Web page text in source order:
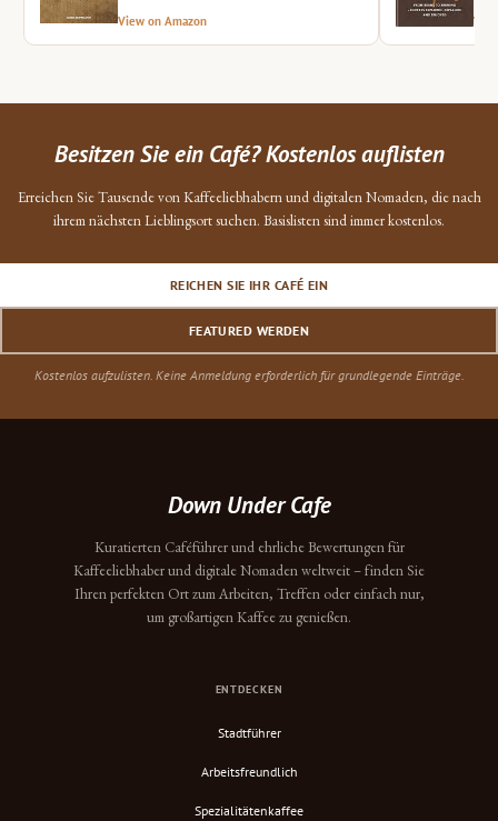
View on Amazon
Besitzen Sie ein Café? Kostenlos auflisten
Erreichen Sie Tausende von Kaffeeliebhabern und digitalen Nomaden, die nach
ihrem nächsten Lieblingsort suchen. Basislisten sind immer kostenlos.
REICHEN SIE IHR CAFÉ EIN
FEATURED WERDEN
Kostenlos aufzulisten. Keine Anmeldung erforderlich für grundlegende Einträge.
Down Under Cafe
Kuratierten Caféführer und ehrliche Bewertungen für
Kaffeeliebhaber und digitale Nomaden weltweit – finden Sie
Ihren perfekten Ort zum Arbeiten, Treffen oder einfach nur,
um großartigen Kaffee zu genießen.
ENTDECKEN
Stadtführer
Arbeitsfreundlich
Spezialitätenkaffee